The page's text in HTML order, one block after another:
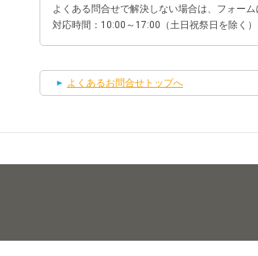
よくある問合せで解決しない場合は、フォーム
対応時間：10:00～17:00（土日祝祭日を除く）
よくあるお問合せトップへ